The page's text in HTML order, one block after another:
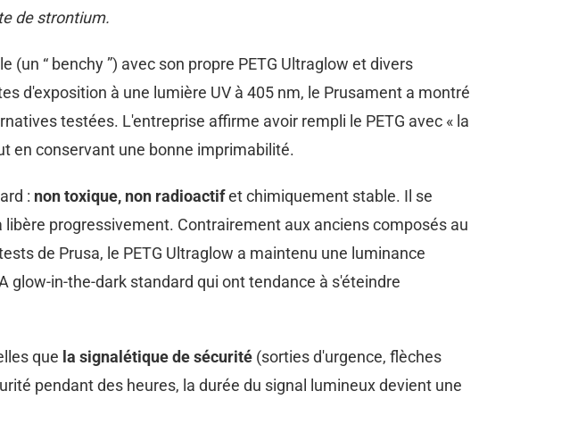
de strontium.
“ benchy ”) avec son propre PETG Ultraglow et divers
d'exposition à une lumière UV à 405 nm, le Prusament a montré
testées. L'entreprise affirme avoir rempli le PETG avec « la
en conservant une bonne imprimabilité.
: non toxique, non radioactifet chimiquement stable. Il se
progressivement. Contrairement aux anciens composés au
de Prusa, le PETG Ultraglow a maintenu une luminance
in-the-dark standard qui ont tendance à s'éteindre
que la signalétique de sécurité (sorties d'urgence, flèches
pendant des heures, la durée du signal lumineux devient une